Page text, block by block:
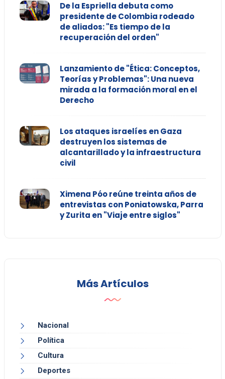
De la Espriella debuta como
presidente de Colombia rodeado
de aliados: "Es tiempo de la
recuperación del orden"
Lanzamiento de "Ética: Conceptos,
Teorías y Problemas": Una nueva
mirada a la formación moral en el
Derecho
Los ataques israelíes en Gaza
destruyen los sistemas de
alcantarillado y la infraestructura
civil
Ximena Póo reúne treinta años de
entrevistas con Poniatowska, Parra
y Zurita en "Viaje entre siglos"
Más Artículos
Nacional
Política
Cultura
Deportes